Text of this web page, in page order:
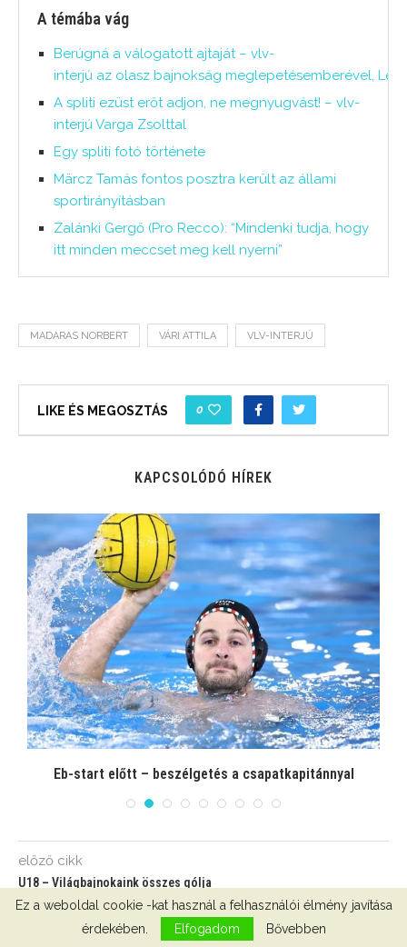
A témába vág
Berúgná a válogatott ajtaját – vlv-
interjú az olasz bajnokság meglepetésemberével,
A spliti ezüst erőt adjon, ne megnyugvást! – vlv-
interjú Varga Zsolttal
Egy spliti fotó története
Märcz Tamás fontos posztra került az állami
sportirányításban
Zalánki Gergő (Pro Recco): “Mindenki tudja, hogy
itt minden meccset meg kell nyerni”
MADARAS NORBERT VÁRI ATTILA VLV-INTERJÚ
LIKE ÉS MEGOSZTÁS 0
KAPCSOLÓDÓ HÍREK
Eb-start előtt – beszélgetés a csapatkapitánnyal
előző cikk
U18 – Világbajnokaink összes gólja
következő cikk
Úgy tűnik, vége a Pro Reccónak!
Ez a weboldal cookie -kat használ a felhasználói élmény javítása
érdekében.
Elfogadom Bővebben